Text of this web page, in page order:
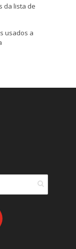
da lista de
usados a